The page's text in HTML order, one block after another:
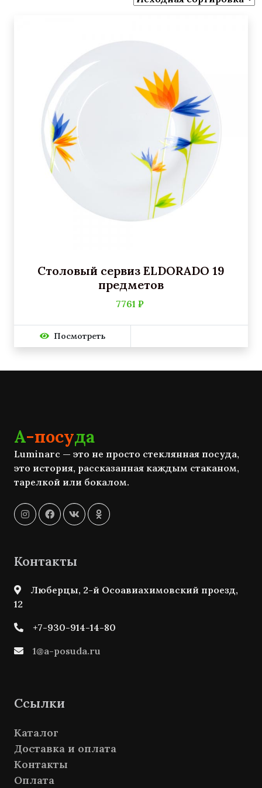
Столовый сервиз ELDORADO 19
предметов
7761 ₽
Посмотреть
А-посуда
Luminarc — это не просто стеклянная посуда,
это история, рассказанная каждым стаканом,
тарелкой или бокалом.
Контакты
Люберцы, 2-й Осоавиахимовский проезд,
12
+7-930-914-14-80
1@a-posuda.ru
Ссылки
Каталог
Доставка и оплата
Контакты
Оплата